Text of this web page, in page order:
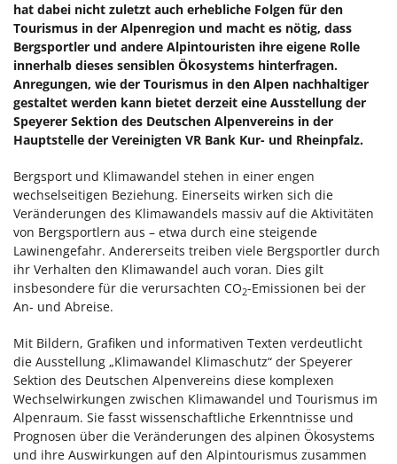
hat dabei nicht zuletzt auch erhebliche Folgen für den
Tourismus in der Alpenregion und macht es nötig, dass
Bergsportler und andere Alpintouristen ihre eigene Rolle
innerhalb dieses sensiblen Ökosystems hinterfragen.
Anregungen, wie der Tourismus in den Alpen nachhaltiger
gestaltet werden kann bietet derzeit eine Ausstellung der
Speyerer Sektion des Deutschen Alpenvereins in der
Hauptstelle der Vereinigten VR Bank Kur- und Rheinpfalz.
Bergsport und Klimawandel stehen in einer engen
wechselseitigen Beziehung. Einerseits wirken sich die
Veränderungen des Klimawandels massiv auf die Aktivitäten
von Bergsportlern aus – etwa durch eine steigende
Lawinengefahr. Andererseits treiben viele Bergsportler durch
ihr Verhalten den Klimawandel auch voran. Dies gilt
insbesondere für die verursachten CO2-Emissionen bei der
An- und Abreise.
Mit Bildern, Grafiken und informativen Texten verdeutlicht
die Ausstellung „Klimawandel Klimaschutz“ der Speyerer
Sektion des Deutschen Alpenvereins diese komplexen
Wechselwirkungen zwischen Klimawandel und Tourismus im
Alpenraum. Sie fasst wissenschaftliche Erkenntnisse und
Prognosen über die Veränderungen des alpinen Ökosystems
und ihre Auswirkungen auf den Alpintourismus zusammen